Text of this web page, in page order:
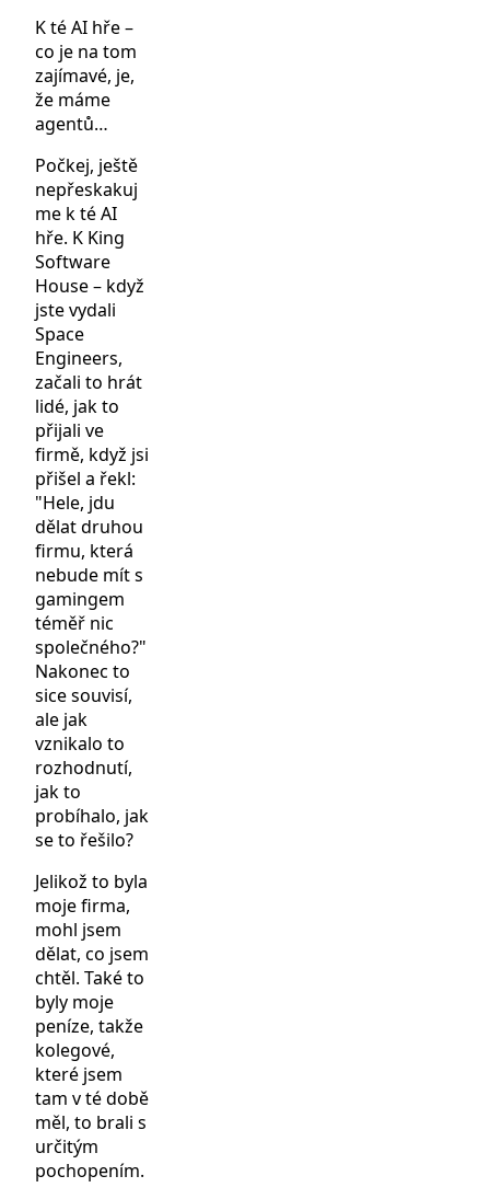
K té AI hře –
co je na tom
zajímavé, je,
že máme
agentů…
Počkej, ještě
nepřeskakuj
me k té AI
hře. K King
Software
House – když
jste vydali
Space
Engineers,
začali to hrát
lidé, jak to
přijali ve
firmě, když jsi
přišel a řekl:
"Hele, jdu
dělat druhou
firmu, která
nebude mít s
gamingem
téměř nic
společného?"
Nakonec to
sice souvisí,
ale jak
vznikalo to
rozhodnutí,
jak to
probíhalo, jak
se to řešilo?
Jelikož to byla
moje firma,
mohl jsem
dělat, co jsem
chtěl. Také to
byly moje
peníze, takže
kolegové,
které jsem
tam v té době
měl, to brali s
určitým
pochopením.